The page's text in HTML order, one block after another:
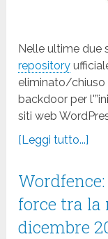
Nelle ultime due
repository
eliminato/chiuso
backdoorper
siti web
[Leggi tutto...]
force tra la
dicembre